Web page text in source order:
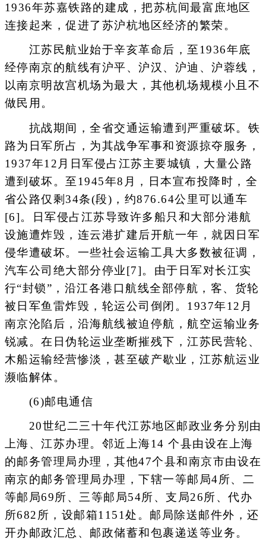
1936年苏嘉铁路的建成，把苏杭间最富庶地区
连接起来，促进了苏沪杭地区经济的繁荣。
江苏民航业始于辛亥革命后，至1936年底
经停南京的航线有沪平、沪汉、沪迪、沪蓉线，
以南京明故宫机场为最大，其他机场规模小且不
做民用。
抗战期间，全省交通运输遭到严重破坏。铁
路为日军所占，为其战争军事和资源掠夺服务，
1937年12月日军侵占江苏主要城镇，大量公路
遭到破坏。至1945年8月，日本宣布投降时，全
省公路仅剩34条(段)，约876.64公里可以通车
[6]。日军侵占江苏导致许多船只和大部分港航
设施遭炸毁，连云港扩建后开航一年，就因日军
侵华遭破坏。一些社会运输工具大多数被征调，
汽车公司绝大部分停业[7]。由于日军对长江实
行“封锁”，沿江各港口航线全部停航，客、货轮
被日军鱼雷炸毁，轮运公司倒闭。1937年12月
南京沦陷后，沿海航线被迫停航，航空运输业务
锐减。在日伪轮运业垄断摧残下，江苏民营轮、
木船运输经营惨淡，甚至破产歇业，江苏航运业
濒临解体。
(6)邮电通信
20世纪二三十年代江苏地区邮政业务分别由
上海、江苏办理。邻近上海14 个县由设在上海
的邮务管理局办理，其他47个县和南京市由设在
南京的邮务管理局办理，下辖一等邮局4所、二
等邮局69所、三等邮局54所、支局26所、代办
所682所，设邮箱1151处。邮局除送邮件外，还
开办邮政汇总、邮政储蓄和包裹递送等业务。